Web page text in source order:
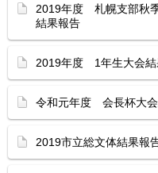
2019年度 札幌支部秋
結果報告
2019年度 1年生大会
令和元年度 会長杯大会
2019市立総文体結果報